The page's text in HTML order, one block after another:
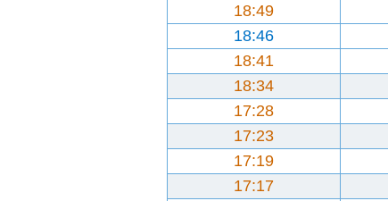
18:49
18:46
18:41
18:34
17:28
17:23
17:19
17:17